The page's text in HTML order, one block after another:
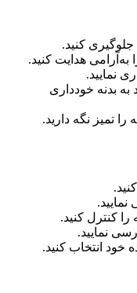
کنید.
هدایت کنید.
نمایید.
بدنه خودداری
تمیز نگه دارید.
کنترل کنید.
نمایید.
خود انتخاب کنید.